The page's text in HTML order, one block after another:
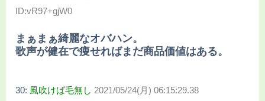
ID:vR97+gjW0
まぁまぁ綺麗なオバハン。
歌声が健在で痩せればまだ商品価値はある。
30: 風吹けば毛無し 2021/05/24(月) 06:15:29.38